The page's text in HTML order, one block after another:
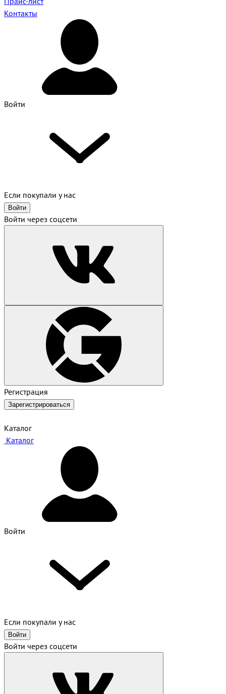
Контакты
Войти
Если покупали у нас
Войти
Войти через соцсети
Регистрация
Зарегистрироваться
Каталог
Каталог
Войти
Если покупали у нас
Войти
Войти через соцсети